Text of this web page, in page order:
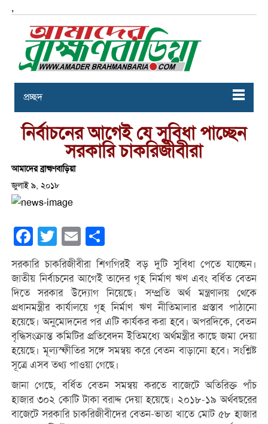
,
প্রচ্ছদ
নির্বাচনের আগেই যে সুবিধা পাচ্ছেন
সরকারি চাকরিজীবীরা
আমাদের ব্রাহ্মণবাড়িয়া
জুলাই ৯, ২০১৮
Facebook
Twitter Email
সরকারি চাকরিজীবীরা শিগগিরই বড় দুটি সুবিধা পেতে যাচ্ছেন।
জাতীয় নির্বাচনের আগেই তাদের গৃহ নির্মাণ ঋণ এবং বর্ধিত বেতন
দিতে সরকার উদ্যোগ নিয়েছে। সম্প্রতি অর্থ মন্ত্রণালয় থেকে
প্রধানমন্ত্রীর কার্যালয়ে গৃহ নির্মাণ ঋণ নীতিমালার প্রস্তাব পাঠানো
হয়েছে। অনুমোদনের পর এটি কার্যকর করা হবে। অপরদিকে, বেতন
বৃদ্ধিসংক্রান্ত কমিটির প্রতিবেদন ইতিমধ্যে অর্থমন্ত্রীর কাছে জমা দেয়া
হয়েছে। মূল্যস্ফীতির সঙ্গে সমন্বয় করে বেতন বাড়ানো হবে। সংশ্লিষ্ট
সূত্রে এসব তথ্য পাওয়া গেছে।
জানা গেছে, বর্ধিত বেতন সমন্বয় করতে বাজেটে অতিরিক্ত পাঁচ
হাজার ৩০২ কোটি টাকা বরাদ্দ দেয়া হয়েছে। ২০১৮-১৯ অর্থবছরের
বাজেটে সরকারি চাকরিজীবীদের বেতন-ভাতা খাতে মোট ৫৮ হাজার